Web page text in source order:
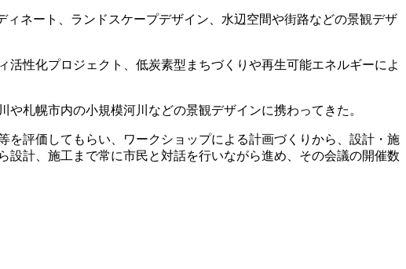
ネート、ランドスケープデザイン、水辺空間や街路などの景観デザ
性化プロジェクト、低炭素型まちづくりや再生可能エネルギーによ
札幌市内の小規模河川などの景観デザインに携わってきた。
評価してもらい、ワークショップによる計画づくりから、設計・施
計、施工まで常に市民と対話を行いながら進め、その会議の開催数